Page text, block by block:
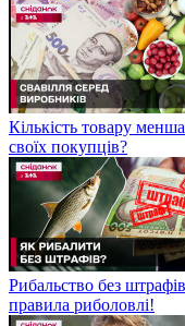
Кількість товару
своїх покупців?
Рибальство без
правила риболовлі!